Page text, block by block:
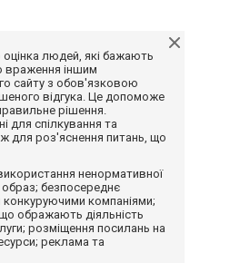
оцінка людей, які бажають
враження іншим
сайту з обов'язковою
відгука. Це допоможе
рішення.
для спілкування та
для роз'яснення питань, що
ненормативної
безпосереднє
конкуруючими компаніями;
ображають діяльність
розміщення посилань на
реклама та